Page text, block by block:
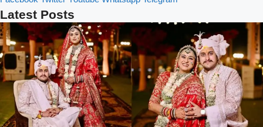
Latest Posts